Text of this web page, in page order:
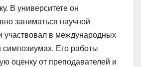
В университете он
заниматься научной
участвовал в международных
Его работы
оценку от преподавателей и